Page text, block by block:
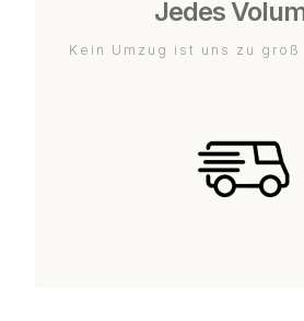
Jedes
Kein Umzug ist uns zu groß